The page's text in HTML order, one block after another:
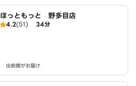
ほっともっと 野多目店
4.2(51) 34分
出前館がお届け